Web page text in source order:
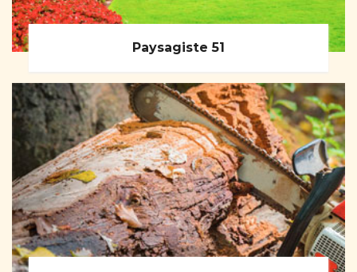
Paysagiste 51